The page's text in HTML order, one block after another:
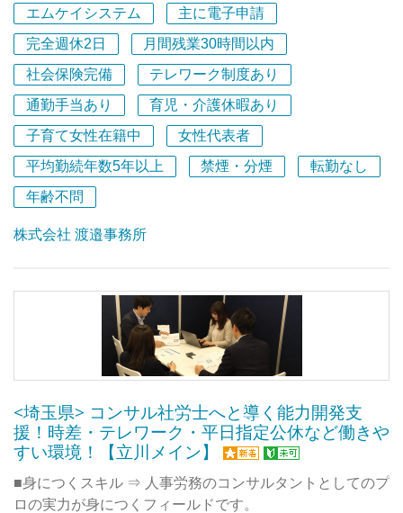
立を大切にしています。
＜受験生・有資格者の方を「一から」育てます＞
社会保険労務士の試験にチャレンジしている方や、すでに
資格をお持ちの方であれば、実務経験がなくても全く問題
ありません！ 専門知識を実務にどう活かすか、独自の教
育体制でバックアップします。
＜未経験でも安心の「相談ルート」と「成長を支えるフィ
ードバック」＞
「自分の判断が合っているか不安……」そんな悩みを持た
■メイン・サブの2名による教育担当制
専任の教育担当がメイン・サブの2名体制でつきます。実
務の流れをマンツーマンに近い形で丁寧にお教えするた
め、自分の習熟度に合わせて着実に成長できます。
■事務処理スタッフとの連携による「ダブルチェック」
事務処理を専門に行うスタッフが在籍しており、作成した
書類は必ず教育担当や事務スタッフが確認する体制です。
常に複数名でチェックを経てから進めるため、未経験の方
も安心して実務に取り組めます。
エムケイシステム
主に電子申請
完全週休2日
月間残業30時間以内
社会保険完備
テレワーク制度あり
通勤手当あり
育児・介護休暇あり
子育て女性在籍中
女性代表者
平均勤続年数5年以上
禁煙・分煙
転勤なし
年齢不問
株式会社 渡邉事務所
<埼玉県> コンサル社労士へと導く能力開発支
援！時差・テレワーク・平日指定公休など働きや
すい環境！【立川メイン】
■身につくスキル ⇒ 人事労務のコンサルタントとしてのプ
ロの実力が身につくフィールドです。